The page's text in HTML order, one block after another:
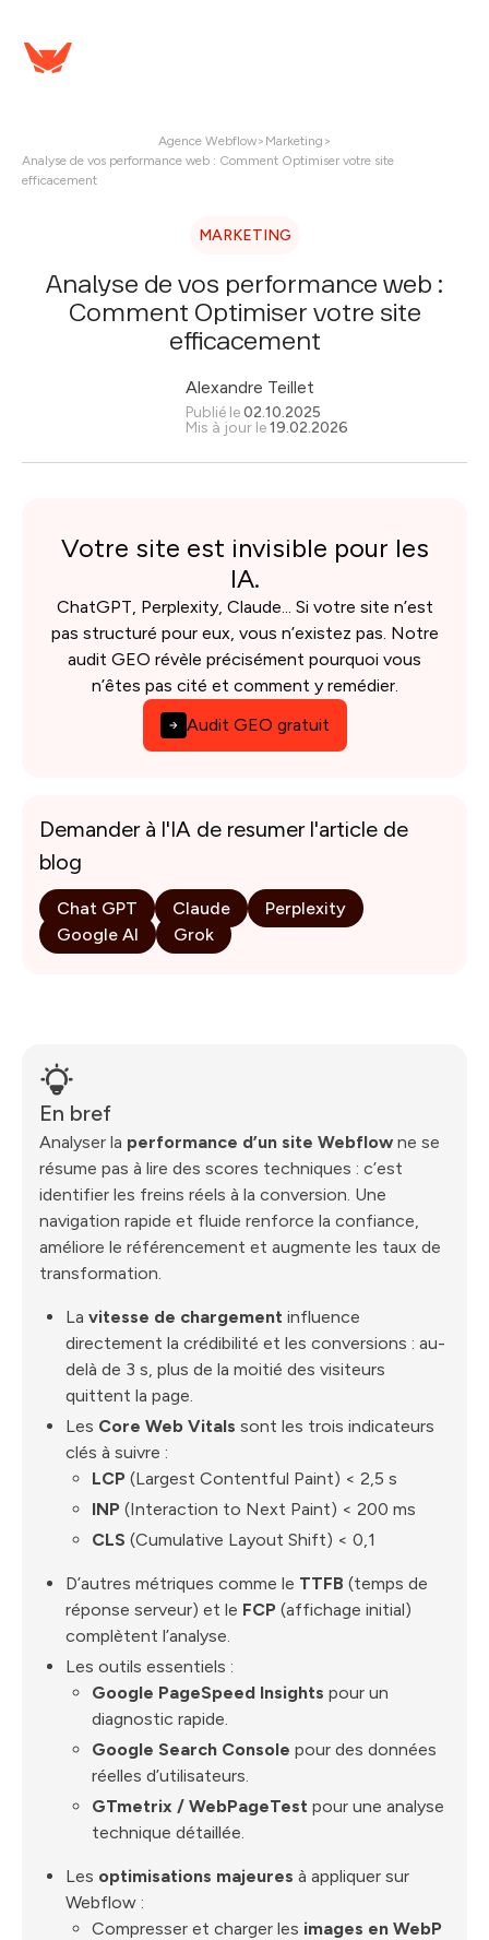
Agence Webflow> Marketing >
Analyse de vos performance web : Comment Optimiser votre site
efficacement
MARKETING
Analyse de vos performance web :
Comment Optimiser votre site
efficacement
Alexandre Teillet
Publié le02.10.2025
Mis à jour le19.02.2026
Demander à l'IA de resumer l'article de
blog
Chat GPT Claude
Perplexity
Google AI
Grok
Votre site est invisible pour les
IA.
ChatGPT, Perplexity, Claude... Si votre site n’est
pas structuré pour eux, vous n’existez pas. Notre
audit GEO révèle précisément pourquoi vous
n’êtes pas cité et comment y remédier.
Audit GEO gratuit
En bref
Analyser la performance d’un site Webflow ne se
résume pas à lire des scores techniques : c’est
identifier les freins réels à la conversion. Une
navigation rapide et fluide renforce la confiance,
améliore le référencement et augmente les taux de
transformation.
La vitesse de chargement influence
directement la crédibilité et les conversions : au-
delà de 3 s, plus de la moitié des visiteurs
quittent la page.
Les Core Web Vitals sont les trois indicateurs
clés à suivre :
LCP (Largest Contentful Paint) < 2,5 s
INP (Interaction to Next Paint) < 200 ms
CLS (Cumulative Layout Shift) < 0,1
D’autres métriques comme le TTFB (temps de
réponse serveur) et le FCP (affichage initial)
complètent l’analyse.
Les outils essentiels :
Google PageSpeed Insights pour un
diagnostic rapide.
Google Search Console pour des données
réelles d’utilisateurs.
GTmetrix / WebPageTest pour une analyse
technique détaillée.
Les optimisations majeures à appliquer sur
Webflow :
Compresser et charger les images en WebP